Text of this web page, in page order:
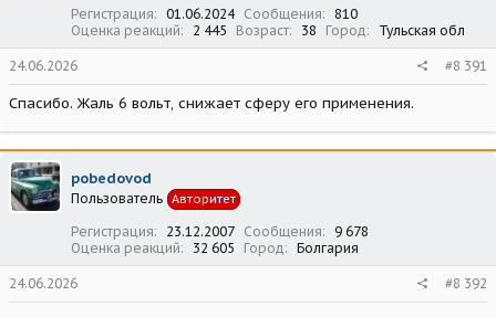
Регистрация
01.06.2024 Сообщения
810
Оценка реакций
2 445 Возраст 38 Город Тульская обл
24.06.2026 #8 391
Спасибо. Жаль 6 вольт, снижает сферу его применения.
pobedovod
Пользователь Авторитет
Регистрация 23.12.2007 Сообщения
9 678
Оценка реакций
32 605 Город Болгария
24.06.2026 #8 392